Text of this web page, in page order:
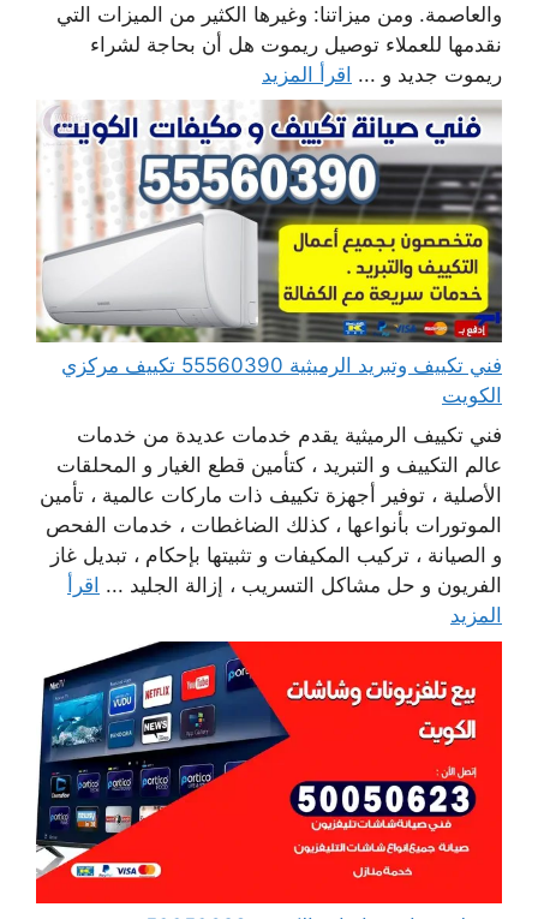
والعاصمة. ومن ميزاتنا: وغيرها الكثير من الميزات التي
نقدمها للعملاء توصيل ريموت هل أن بحاجة لشراء
ريموت جديد و ... اقرأ المزيد
فني تكييف وتبريد الرميثية 55560390 تكييف مركزي
الكويت
فني تكييف الرميثية يقدم خدمات عديدة من خدمات
عالم التكييف و التبريد ، كتأمين قطع الغيار و المحلقات
الأصلية ، توفير أجهزة تكييف ذات ماركات عالمية ، تأمين
الموتورات بأنواعها ، كذلك الضاغطات ، خدمات الفحص
و الصيانة ، تركيب المكيفات و تثبيتها بإحكام ، تبديل غاز
الفريون و حل مشاكل التسريب ، إزالة الجليد ... اقرأ
المزيد